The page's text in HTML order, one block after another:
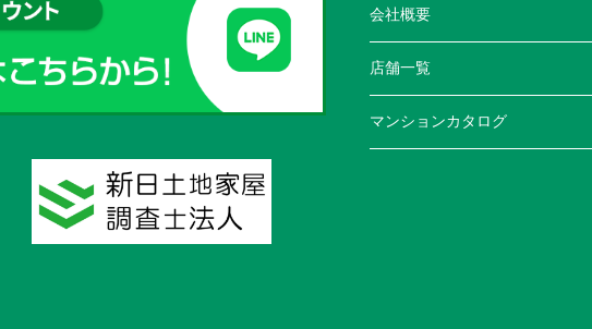
会社概要
店舗一覧
マンションカタログ